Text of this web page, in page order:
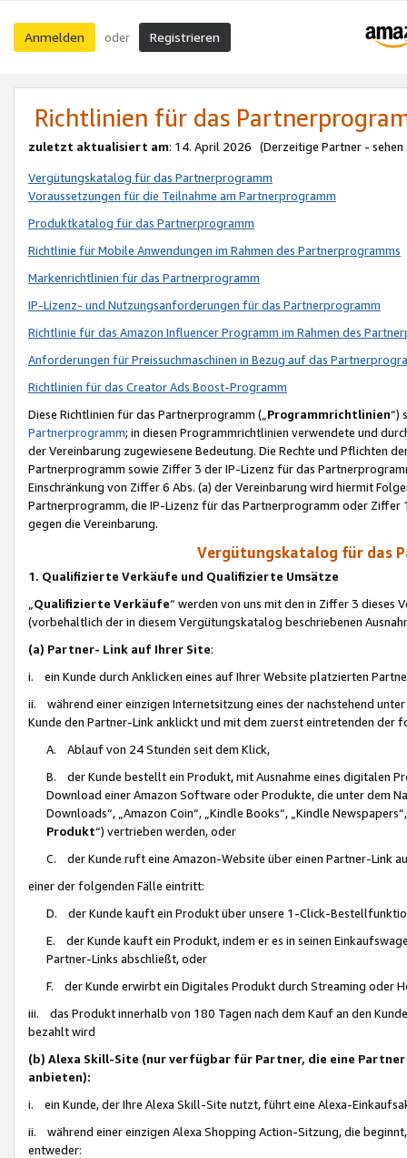
Anmelden oder Registrieren
Richtlinien für das
zuletzt aktualisiert am: 14. April 2026 (Derzeitige Partner - sehen
Vergütungskatalog für das Partnerprogramm
Voraussetzungen für die Teilnahme am Partnerprogramm
Produktkatalog für das Partnerprogramm
Richtlinie für Mobile Anwendungen im Rahmen des Partnerprogramms
Markenrichtlinien für das Partnerprogramm
IP-Lizenz- und Nutzungsanforderungen für das Partnerprogramm
Richtlinie für das Amazon Influencer Programm im Rahmen des
Anforderungen für Preissuchmaschinen in Bezug auf das
Richtlinien für das Creator Ads Boost-Programm
Diese Richtlinien für das Partnerprogramm („Programmrichtlinien“)
Partnerprogramm; in diesen Programmrichtlinien verwendete und
der Vereinbarung zugewiesene Bedeutung. Die Rechte und Pflichten
Partnerprogramm sowie Ziffer 3 der IP-Lizenz für das
Einschränkung von Ziffer 6 Abs. (a) der Vereinbarung wird hiermit
Partnerprogramm, die IP-Lizenz für das Partnerprogramm oder
gegen die Vereinbarung.
Vergütungskatalog für das
1. Qualifizierte Verkäufe und Qualifizierte Umsätze
Qualifizierte Verkäufe“ werden von uns mit den in Ziffer 3
(vorbehaltlich der in diesem Vergütungskatalog beschriebenen
(a) Partner- Link auf Ihrer Site:
i. ein Kunde durch Anklicken eines auf Ihrer Website platzierten
ii. während einer einzigen Internetsitzung eines der nachstehend
Kunde den Partner-Link anklickt und mit dem zuerst eintretenden der
A. Ablauf von 24 Stunden seit dem Klick,
B. der Kunde bestellt ein Produkt, mit Ausnahme eines digitalen
Download einer Amazon Software oder Produkte, die unter dem
Downloads“, „Amazon Coin“, „Kindle Books“, „Kindle
Produkt“) vertrieben werden, oder
C. der Kunde ruft eine Amazon-Website über einen Partner-Link
einer der folgenden Fälle eintritt:
D. der Kunde kauft ein Produkt über unsere 1-Click-
E. der Kunde kauft ein Produkt, indem er es in seinen
Partner-Links abschließt, oder
F. der Kunde erwirbt ein Digitales Produkt durch Streaming oder
iii. das Produkt innerhalb von 180 Tagen nach dem Kauf an den
bezahlt wird
(b) Alexa Skill-Site (nur verfügbar für Partner, die eine
anbieten):
i. ein Kunde, der Ihre Alexa Skill-Site nutzt, führt eine Alexa-
ii. während einer einzigen Alexa Shopping Action-Sitzung, die
entweder: